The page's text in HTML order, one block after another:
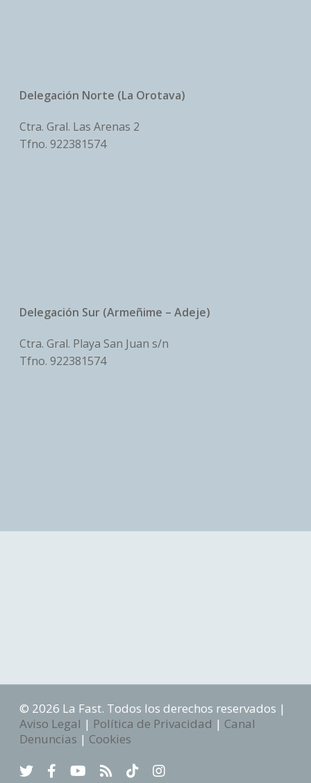
Delegación Norte (La Orotava)
Ctra. Gral. Las Arenas 2
Tfno. 922381574
Delegación Sur (Armeñime – Adeje)
Ctra. Gral. Playa San Juan s/n
Tfno. 922381574
© 2026 La Fast. Todos los derechos reservados |
Aviso Legal | Política de Privacidad | Canal
Denuncias | Cookies